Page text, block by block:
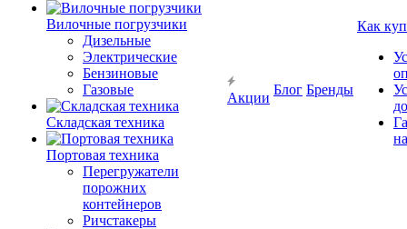
Вилочные погрузчики
Дизельные
Электрические
Бензиновые
Газовые
Складская техника
Портовая техника
Перегружатели
порожних
контейнеров
Ричстакеры
Акции
Блог Бренды
Как